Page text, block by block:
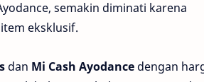
semakin diminati karena
eksklusif.
dan Mi Cash Ayodance dengan